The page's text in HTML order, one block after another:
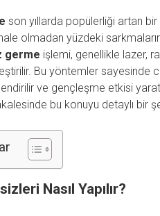
son yıllarda popülerliği artan
olmadan yüzdeki sarkmaların
germe işlemi, genellikle lazer,
Bu yöntemler sayesinde
ve gençleşme etkisi
bu konuyu detaylı bir
Nasıl Yapılır?